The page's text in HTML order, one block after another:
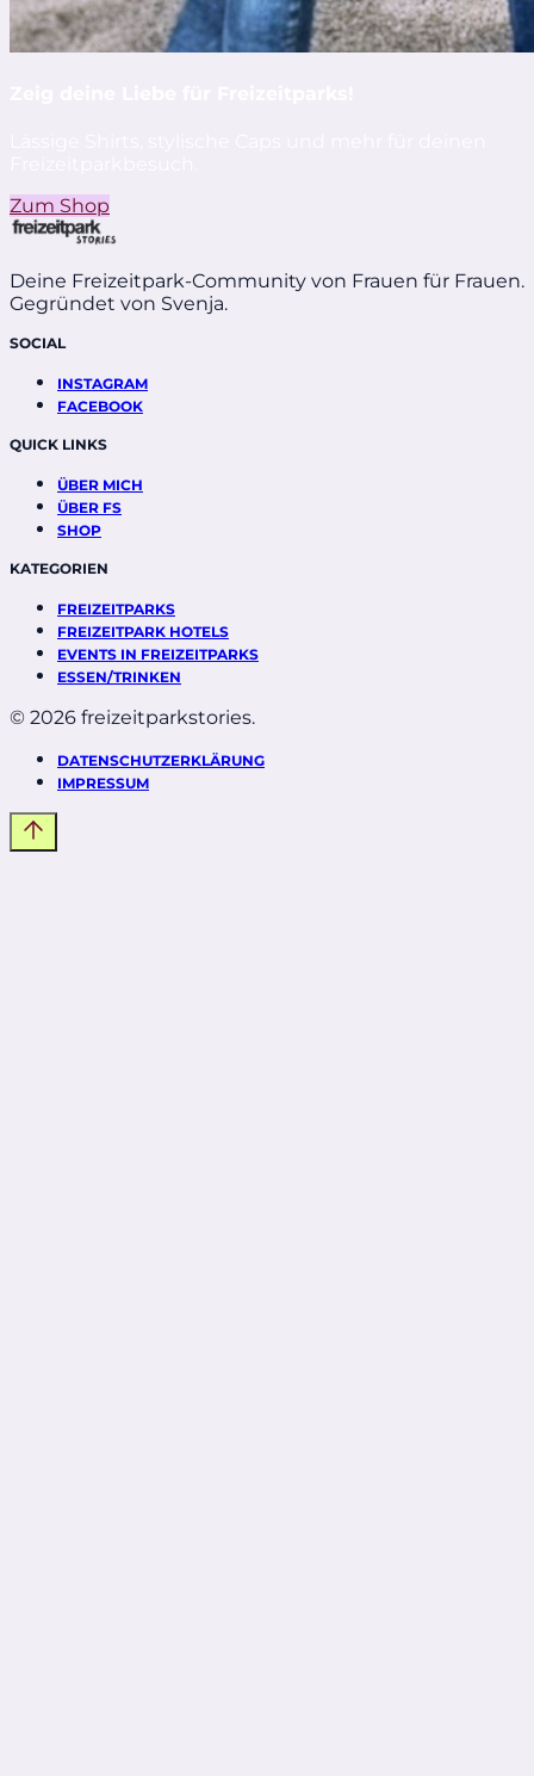
Zum Shop
Deine Freizeitpark-Community von Frauen für Frauen.
Gegründet von Svenja.
SOCIAL
INSTAGRAM
FACEBOOK
QUICK LINKS
ÜBER MICH
ÜBER FS
SHOP
KATEGORIEN
FREIZEITPARKS
FREIZEITPARK HOTELS
EVENTS IN FREIZEITPARKS
ESSEN/TRINKEN
© 2026 freizeitparkstories.
DATENSCHUTZERKLÄRUNG
IMPRESSUM